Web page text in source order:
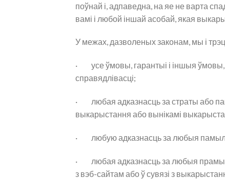
поўнай і, адпаведна, на яе не варта
вамі і любой іншай асобай, якая
У межах, дазволеных законам, мы і
· усе ўмовы, гарантыі і іншыя
справядлівасці;
· любая адказнасць за страты або
выкарыстання або вынікамі
· любую адказнасць за любыя памылкі
· любая адказнасць за любыя
з вэб-сайтам або ў сувязі з